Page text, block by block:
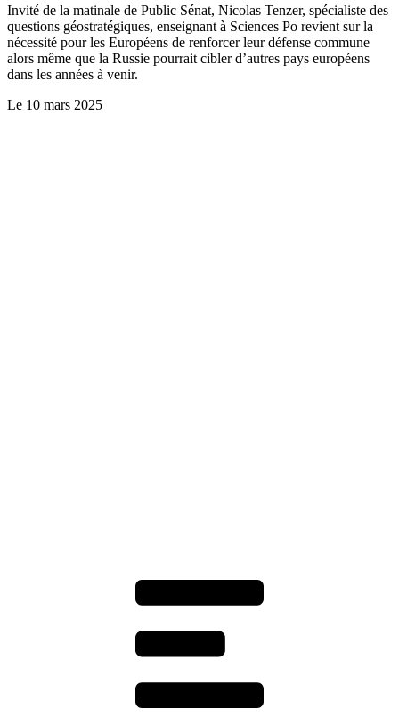
Invité de la matinale de Public Sénat, Nicolas Tenzer, spécialiste des
questions géostratégiques, enseignant à Sciences Po revient sur la
nécessité pour les Européens de renforcer leur défense commune
alors même que la Russie pourrait cibler d’autres pays européens
dans les années à venir.
Le 10 mars 2025